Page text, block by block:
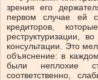
зрения его
первом случае ей
кредиторов,
реструктуризации,
консультации. Это
объяснение: в
были неплохие
соответственно,